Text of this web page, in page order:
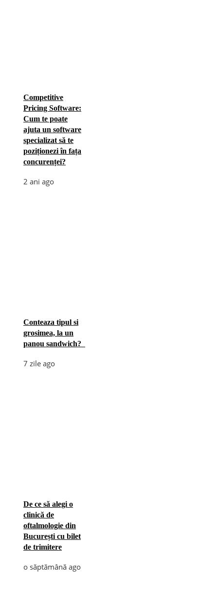
Competitive
Pricing Software:
Cum te poate
ajuta un software
specializat să te
poziționezi în fața
concurenței?
2 ani ago
Conteaza tipul si
grosimea, la un
panou sandwich?
7 zile ago
De ce să alegi o
clinică de
oftalmologie din
București cu bilet
de trimitere
o săptămână ago